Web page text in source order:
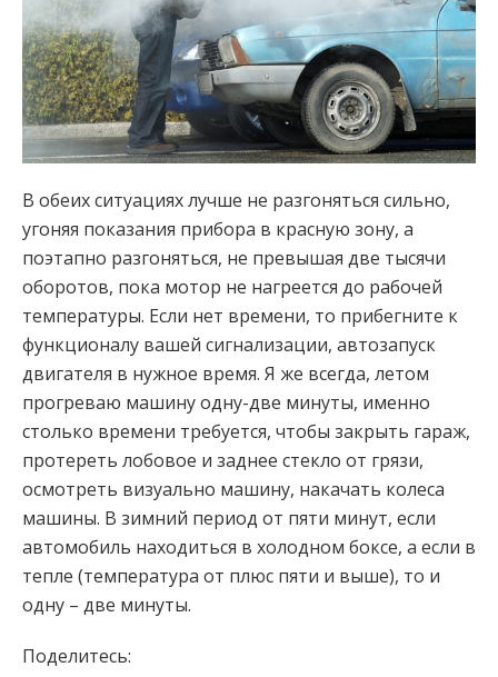
В обеих ситуациях лучше не разгоняться сильно,
угоняя показания прибора в красную зону, а
поэтапно разгоняться, не превышая две тысячи
оборотов, пока мотор не нагреется до рабочей
температуры. Если нет времени, то прибегните к
функционалу вашей сигнализации, автозапуск
двигателя в нужное время. Я же всегда, летом
прогреваю машину одну-две минуты, именно
столько времени требуется, чтобы закрыть гараж,
протереть лобовое и заднее стекло от грязи,
осмотреть визуально машину, накачать колеса
машины. В зимний период от пяти минут, если
автомобиль находиться в холодном боксе, а если в
тепле (температура от плюс пяти и выше), то и
одну – две минуты.
Поделитесь: